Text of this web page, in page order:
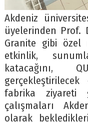
Akdeniz
üyelerinden Prof.
Granite gibi özel
etkinlik,
katacağını,
fabrika ziyareti
çalışmaları
olarak